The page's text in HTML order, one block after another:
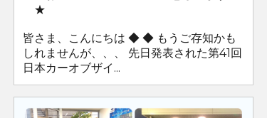
★
皆さま、こんにちは ◆ ◆ もうご存知かも
しれませんが、、、 先日発表された第41回
日本カーオブザイ...